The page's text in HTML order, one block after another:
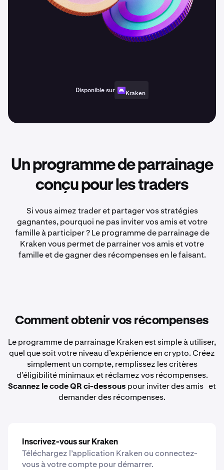
Disponible sur Kraken
Un programme de parrainage
conçu pour les traders
Si vous aimez trader et partager vos stratégies
gagnantes, pourquoi ne pas inviter vos amis et votre
famille à participer ? Le programme de parrainage de
Kraken vous permet de parrainer vos amis et votre
famille et de gagner des récompenses en le faisant.
Comment obtenir vos récompenses
Le programme de parrainage Kraken est simple à utiliser,
quel que soit votre niveau d’expérience en crypto. Créez
simplement un compte, remplissez les critères
d’éligibilité minimaux et réclamez vos récompenses.
Scannez le code QR ci-dessous pour inviter des amis et
demander des récompenses.
Inscrivez-vous sur Kraken
Téléchargez l’application Kraken ou connectez-
vous à votre compte pour démarrer.